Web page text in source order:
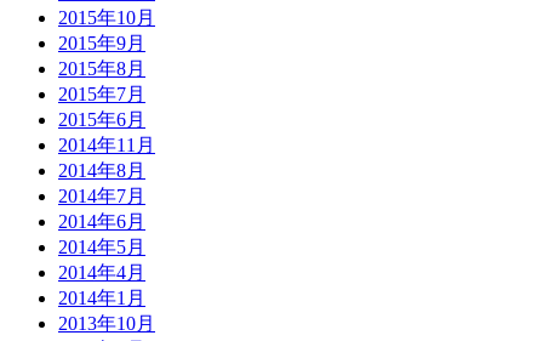
2015年10月
2015年9月
2015年8月
2015年7月
2015年6月
2014年11月
2014年8月
2014年7月
2014年6月
2014年5月
2014年4月
2014年1月
2013年10月